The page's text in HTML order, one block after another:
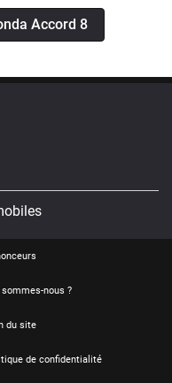
Accord 8
sommes-nous ?
du site
de confidentialité